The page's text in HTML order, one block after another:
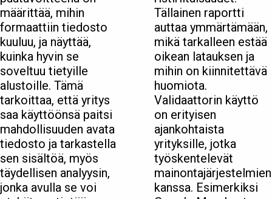
määrittää, mihin
formaattiin tiedosto
kuuluu, ja näyttää,
kuinka hyvin se
soveltuu tietyille
alustoille. Tämä
tarkoittaa, että yritys
saa käyttöönsä paitsi
mahdollisuuden avata
tiedosto ja tarkastella
sen sisältöä, myös
täydellisen analyysin,
jonka avulla se voi
Tällainen raportti
auttaa ymmärtämään,
mikä tarkalleen estää
oikean latauksen ja
mihin on kiinnitettävä
huomiota.
Validaattorin käyttö
on erityisen
ajankohtaista
yrityksille, jotka
työskentelevät
mainontajärjestelmien
kanssa. Esimerkiksi